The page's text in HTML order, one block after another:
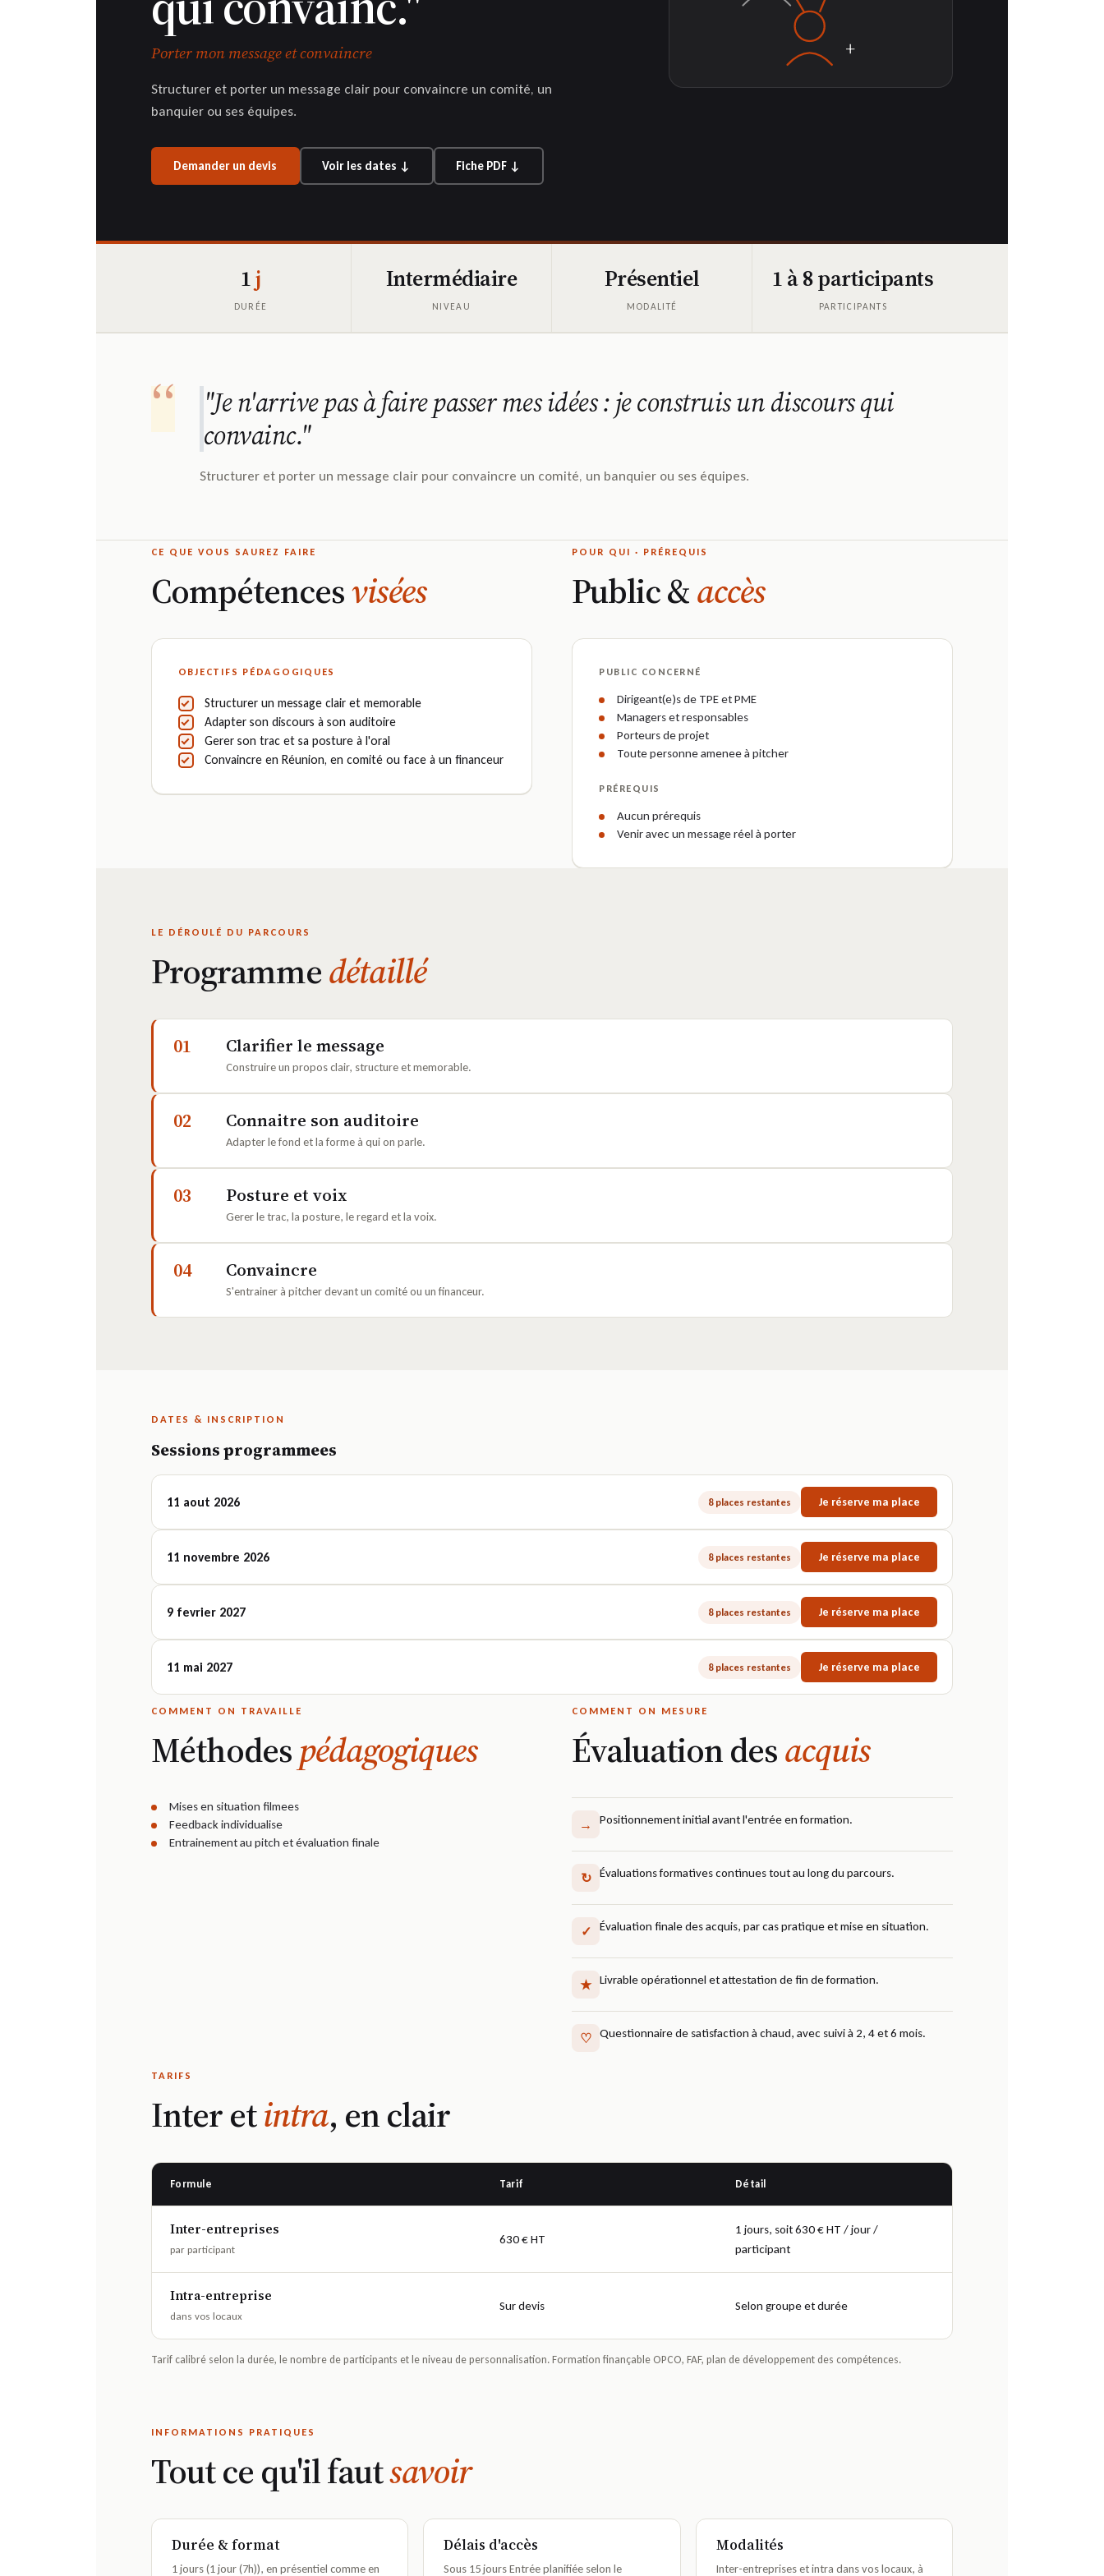
Porter mon message et convaincre
Structurer et porter un message clair pour convaincre un comité, un
banquier ou ses équipes.
Demander un devis Voir les dates ↓ Fiche PDF ↓
+
1j
DURÉE
Intermédiaire
NIVEAU
Présentiel
MODALITÉ
1 à 8 participants
PARTICIPANTS
“
"Je n'arrive pas à faire passer mes idées : je construis un discours qui
convainc."
Structurer et porter un message clair pour convaincre un comité, un banquier ou ses équipes.
CE QUE VOUS SAUREZ FAIRE
Compétencesvisées
OBJECTIFS PÉDAGOGIQUES
Structurer un message clair et memorable
Adapter son discours à son auditoire
Gerer son trac et sa posture à l'oral
Convaincre en Réunion, en comité ou face à un financeur
POUR QUI · PRÉREQUIS
Public &accès
PUBLIC CONCERNÉ
Dirigeant(e)s de TPE et PME
Managers et responsables
Porteurs de projet
Toute personne amenee à pitcher
PRÉREQUIS
Aucun prérequis
Venir avec un message réel à porter
LE DÉROULÉ DU PARCOURS
Programmedétaillé
01 Clarifier le message
Construire un propos clair, structure et memorable.
02 Connaitre son auditoire
Adapter le fond et la forme à qui on parle.
03 Posture et voix
Gerer le trac, la posture, le regard et la voix.
04 Convaincre
S'entrainer à pitcher devant un comité ou un financeur.
DATES & INSCRIPTION
Sessions programmees
11 aout 2026 8 places restantes Je réserve ma place
11 novembre 2026 8 places restantes Je réserve ma place
9 fevrier 2027 8 places restantes Je réserve ma place
11 mai 2027 8 places restantes Je réserve ma place
COMMENT ON TRAVAILLE
Méthodespédagogiques
Mises en situation filmees
Feedback individualise
Entrainement au pitch et évaluation finale
COMMENT ON MESURE
Évaluation desacquis
→ Positionnement initial avant l'entrée en formation.
↻ Évaluations formatives continues tout au long du parcours.
✓ Évaluation finale des acquis, par cas pratique et mise en situation.
★ Livrable opérationnel et attestation de fin de formation.
♡ Questionnaire de satisfaction à chaud, avec suivi à 2, 4 et 6 mois.
TARIFS
Inter etintra, en clair
Formule Tarif Détail
Inter-entreprises
par participant
630 € HT
1 jours, soit 630 € HT / jour /
participant
Intra-entreprise
dans vos locaux
Sur devis Selon groupe et durée
Tarif calibré selon la durée, le nombre de participants et le niveau de personnalisation. Formation finançable OPCO, FAF, plan de développement des compétences.
INFORMATIONS PRATIQUES
Tout ce qu'il fautsavoir
Durée & format
1 jours (1 jour (7h)), en présentiel comme en
Délais d'accès
Sous 15 jours Entrée planifiée selon le
Modalités
Inter-entreprises et intra dans vos locaux, à